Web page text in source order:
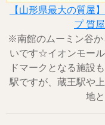
【山形県最大の質屋
プ 質
※南館のムーミン谷か
いです☆イオンモー
ドマークとなる施設
駅ですが、蔵王駅や
地